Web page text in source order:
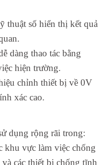
số hiển thị kết quả
dàng thao tác bằng
hiện trường.
chỉnh thiết bị về 0V
xác cao.
dụng rộng rãi trong:
khu vực làm việc chống
các thiết bị chống tĩnh